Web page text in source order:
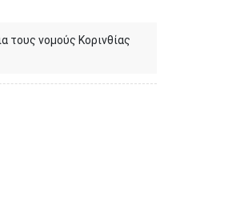
τους νομούς Κορινθίας